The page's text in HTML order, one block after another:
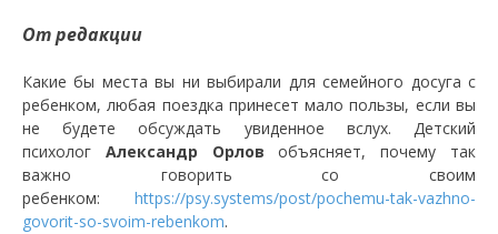
От редакции
Какие бы места вы ни выбирали для семейного досуга с
ребенком, любая поездка принесет мало пользы, если вы
не будете обсуждать увиденное вслух. Детский
психолог Александр Орловобъясняет, почему так
важно говорить со своим
ребенком: https://psy.systems/post/pochemu-tak-vazhno-
govorit-so-svoim-rebenkom.